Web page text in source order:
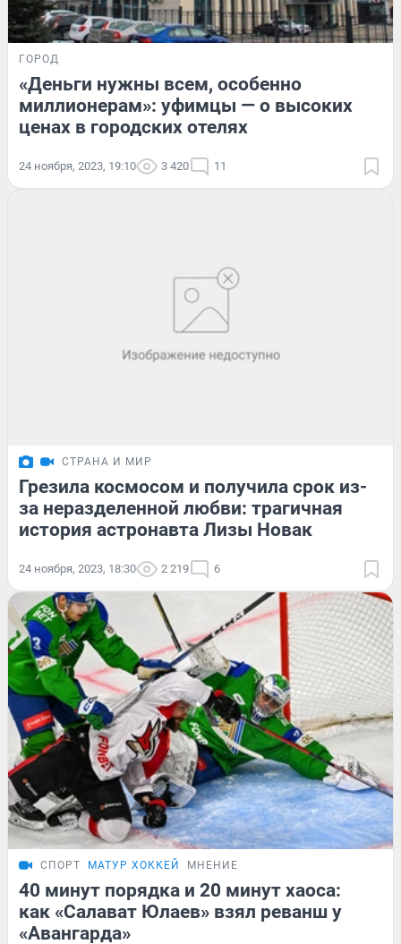
ГОРОД
«Деньги нужны всем, особенно
миллионерам»: уфимцы — о высоких
ценах в городских отелях
24 ноября, 2023, 19:10 3 420 11
СТРАНА И МИР
Грезила космосом и получила срок из-
за неразделенной любви: трагичная
история астронавта Лизы Новак
24 ноября, 2023, 18:30 2 219 6
СПОРТ МАТУР ХОККЕЙ МНЕНИЕ
40 минут порядка и 20 минут хаоса:
как «Салават Юлаев» взял реванш у
«Авангарда»